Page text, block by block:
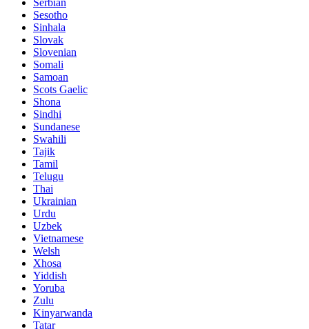
Serbian
Sesotho
Sinhala
Slovak
Slovenian
Somali
Samoan
Scots Gaelic
Shona
Sindhi
Sundanese
Swahili
Tajik
Tamil
Telugu
Thai
Ukrainian
Urdu
Uzbek
Vietnamese
Welsh
Xhosa
Yiddish
Yoruba
Zulu
Kinyarwanda
Tatar